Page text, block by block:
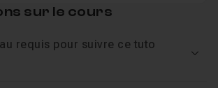
sur le cours
requis pour suivre ce tuto